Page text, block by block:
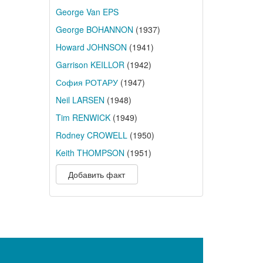
George Van EPS
George BOHANNON (1937)
Howard JOHNSON (1941)
Garrison KEILLOR(1942)
София РОТАРУ(1947)
Neil LARSEN (1948)
Tim RENWICK(1949)
Rodney CROWELL(1950)
Keith THOMPSON (1951)
Добавить факт